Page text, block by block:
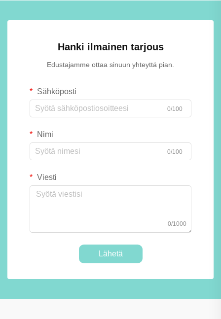
Hanki ilmainen tarjous
Edustajamme ottaa sinuun yhteyttä pian.
Sähköposti
0/100
Nimi
0/100
Viesti
0/1000
Lähetä